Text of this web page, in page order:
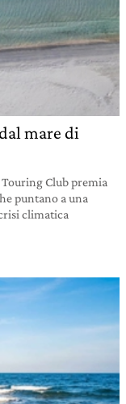
mare di
Club premia
puntano a una
climatica